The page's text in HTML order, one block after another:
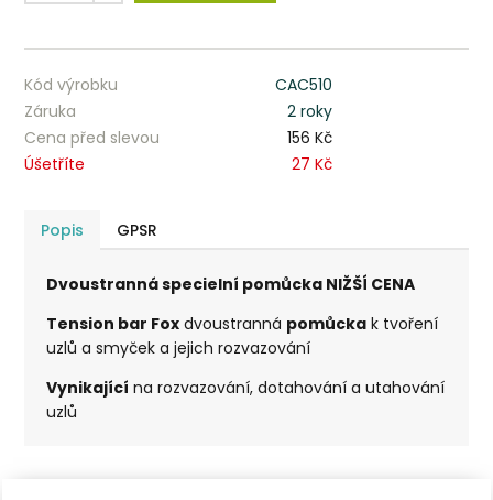
Kód výrobku
CAC510
Záruka
2 roky
Cena před slevou
156 Kč
Úšetříte
27 Kč
Popis GPSR
Dvoustranná specielní pomůcka NIŽŠÍ CENA
Tension bar Fox dvoustranná pomůcka k tvoření
uzlů a smyček a jejich rozvazování
Vynikající na rozvazování, dotahování a utahování
uzlů